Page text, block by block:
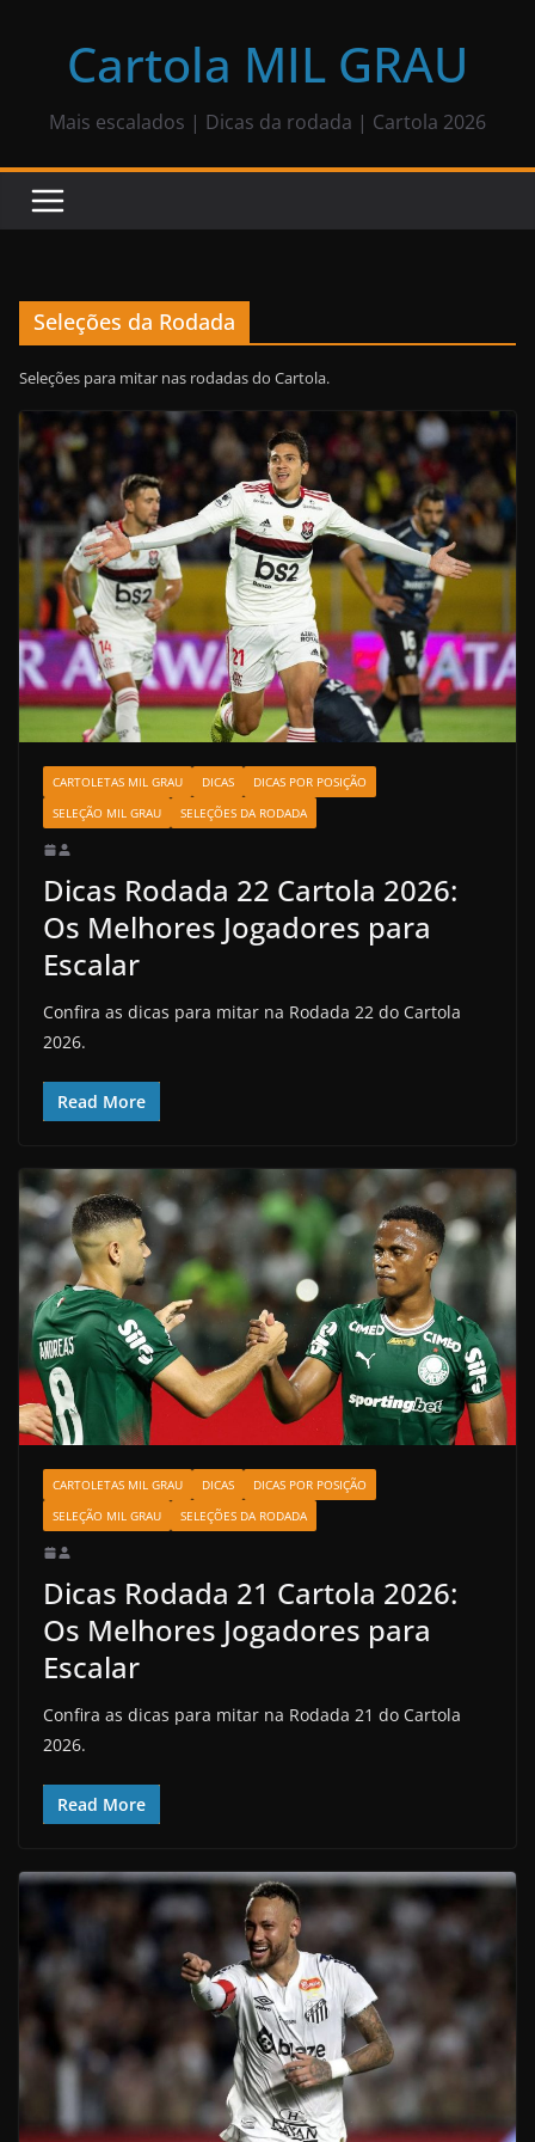
Cartola MIL GRAU
Mais escalados | Dicas da rodada | Cartola 2026
Seleções da Rodada
Seleções para mitar nas rodadas do Cartola.
CARTOLETAS MIL GRAU DICAS
DICAS POR POSIÇÃO
SELEÇÃO MIL GRAU
SELEÇÕES DA RODADA
Dicas Rodada 22 Cartola 2026:
Os Melhores Jogadores para
Escalar
Confira as dicas para mitar na Rodada 22 do Cartola
2026.
Read More
CARTOLETAS MIL GRAU DICAS
DICAS POR POSIÇÃO
SELEÇÃO MIL GRAU
SELEÇÕES DA RODADA
Dicas Rodada 21 Cartola 2026:
Os Melhores Jogadores para
Escalar
Confira as dicas para mitar na Rodada 21 do Cartola
2026.
Read More